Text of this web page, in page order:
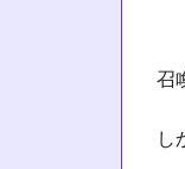
召
し